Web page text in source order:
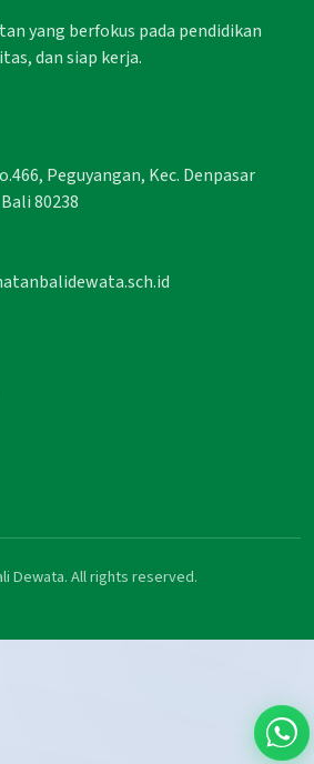
yang berfokus pada pendidikan
dan siap kerja.
Peguyangan, Kec. Denpasar
80238
Dewata. All rights reserved.